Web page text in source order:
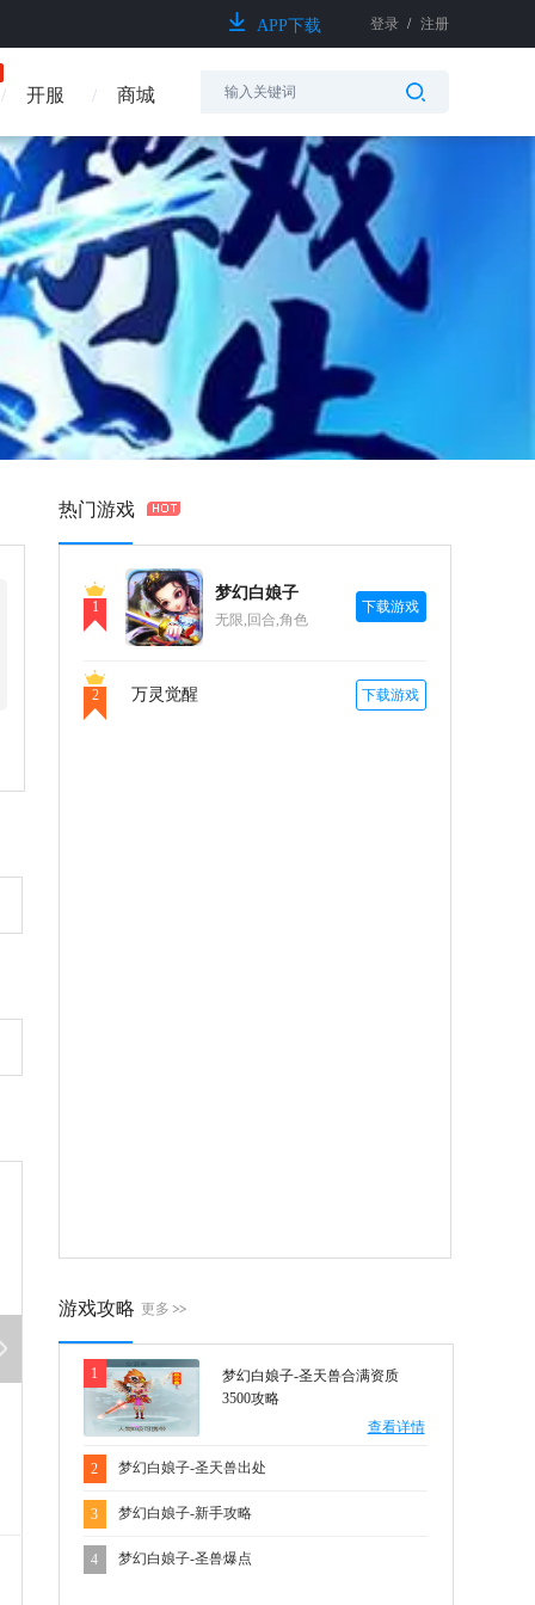
APP下载 登录 / 注册
开服 商城
热门游戏
1
梦幻白娘子
无限,回合,角色
下载游戏
2 万灵觉醒 下载游戏
游戏攻略 更多
1
梦幻白娘子-圣天兽合满资质
3500攻略
查看详情
2 梦幻白娘子-圣天兽出处
3 梦幻白娘子-新手攻略
4 梦幻白娘子-圣兽爆点